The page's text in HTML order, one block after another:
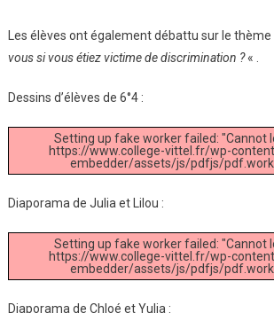
Les élèves ont également débattu sur le thème
vous si vous étiez victime de discrimination ?« .
Dessins d’élèves de 6°4 :
Setting up fake worker failed: "Cannot
https://www.college-vittel.fr/wp-
embedder/assets/js/pdfjs/
Diaporama de Julia et Lilou :
Setting up fake worker failed: "Cannot
https://www.college-vittel.fr/wp-
embedder/assets/js/pdfjs/
Diaporama de Chloé et Yulia :